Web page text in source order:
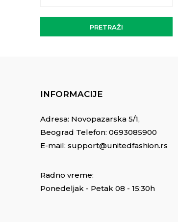
PRETRAŽI
INFORMACIJE
Adresa: Novopazarska 5/1,
Beograd Telefon: 0693085900
E-mail: support@unitedfashion.rs
Radno vreme:
Ponedeljak - Petak 08 - 15:30h